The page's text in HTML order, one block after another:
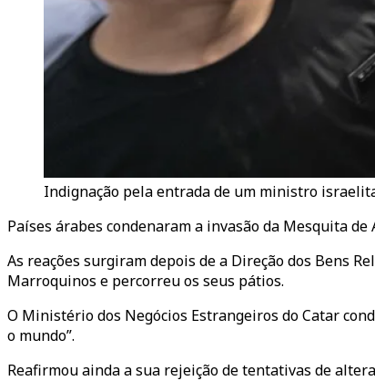
Indignação pela entrada de um ministro
Países árabes condenaram a invasão da Mesquita
As reações surgiram depois de a Direção dos Bens
Marroquinos e percorreu os seus pátios.
O Ministério dos Negócios Estrangeiros do Catar
o mundo”.
Reafirmou ainda a sua rejeição de tentativas de